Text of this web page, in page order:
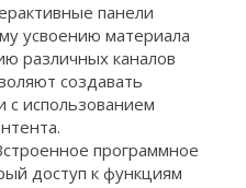
панели
усвоению материала
различных каналов
создавать
с использованием
программное
доступ к функциям